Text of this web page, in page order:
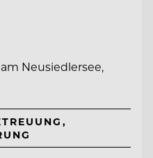
Neusiedlersee,